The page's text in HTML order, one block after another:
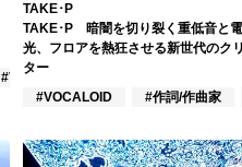
#VTuber/VSinger
TAKE･P
TAKE･P 暗闇を切り裂く重低音と
光、フロアを熱狂させる新世代のク
ター
#VOCALOID
#作詞/作曲家